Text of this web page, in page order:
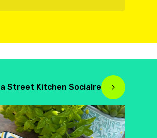
Street Kitchen Socialre